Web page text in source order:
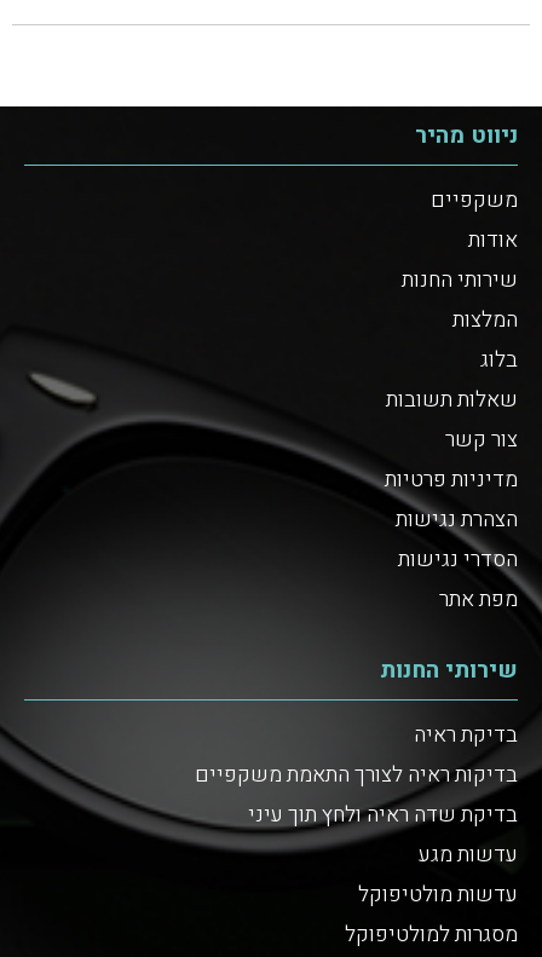
ניווט מהיר
משקפיים
אודות
שירותי החנות
המלצות
בלוג
שאלות תשובות
צור קשר
מדיניות פרטיות
הצהרת נגישות
הסדרי נגישות
מפת אתר
שירותי החנות
בדיקת ראיה
בדיקות ראיה לצורך התאמת משקפיים
בדיקת שדה ראיה ולחץ תוך עיני
עדשות מגע
עדשות מולטיפוקל
מסגרות למולטיפוקל